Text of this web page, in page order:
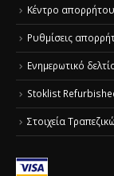
Κέντρο απορρήτου
Ρυθμίσεις
Ενημερωτικό
Stoklist
Στοιχεία